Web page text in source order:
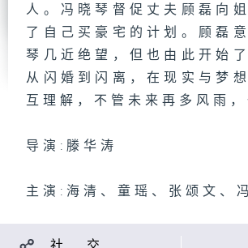
人。冯晓琴督促丈夫顾磊向
了自己买豪宅的计划。顾磊
琴几近绝望，但也由此开始
从闪婚到闪离，在现实与梦
互理解，不管未来再多风雨
导演:滕华涛
主演:海清、童瑶、张颂文、